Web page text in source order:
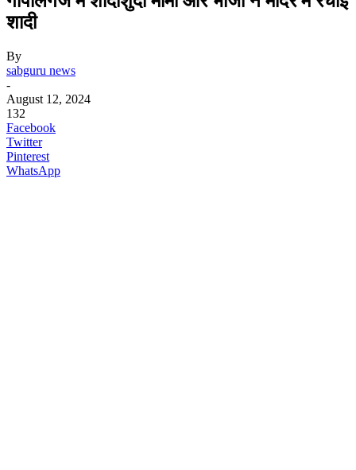
शादी
By
sabguru news
-
August 12, 2024
132
Facebook
Twitter
Pinterest
WhatsApp